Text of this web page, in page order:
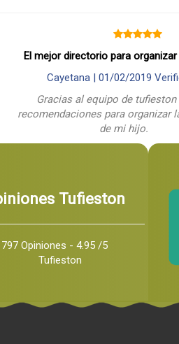
El mejor directorio para
Cayetana | 01/02/2019
Gracias al equipo de
recomendaciones para organizar
de mi hijo.
Tufieston
797 Opiniones - 4.95 /5